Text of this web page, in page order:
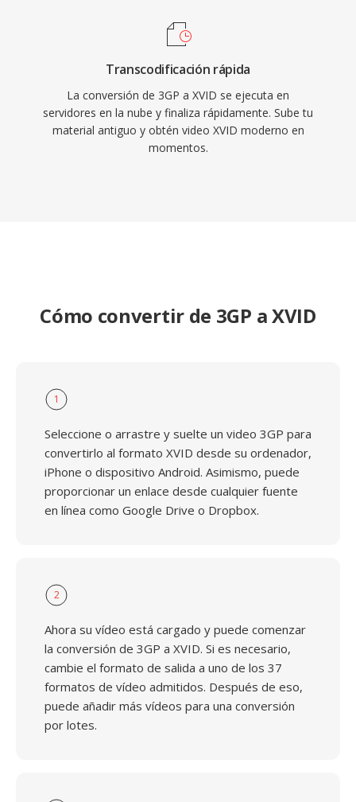
en gran medida a MPEG-4 ASP para nuevas
codificaciones, Xvid sigue en uso por
compatibilidad con hardware antiguo y en
colecciones de medios heredados.
Transcodificación rápida
La conversión de 3GP a XVID se ejecuta en
servidores en la nube y finaliza rápidamente. Sube tu
material antiguo y obtén video XVID moderno en
momentos.
Cómo convertir de 3GP a XVID
1
Seleccione o arrastre y suelte un video 3GP para
convertirlo al formato XVID desde su ordenador,
iPhone o dispositivo Android. Asimismo, puede
proporcionar un enlace desde cualquier fuente
en línea como Google Drive o Dropbox.
2
Ahora su vídeo está cargado y puede comenzar
la conversión de 3GP a XVID. Si es necesario,
cambie el formato de salida a uno de los 37
formatos de vídeo admitidos. Después de eso,
puede añadir más vídeos para una conversión
por lotes.